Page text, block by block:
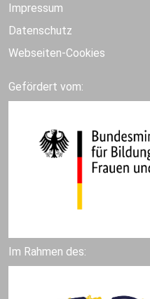
Impressum
Datenschutz
Webseiten-Cookies
Gefördert vom:
Im Rahmen des: